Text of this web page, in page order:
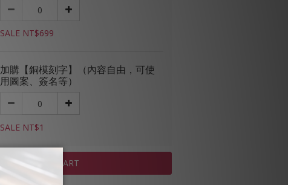
SALE NT$699
加購【銅模刻字】（內容自由，可使
用圖案、簽名等）
SALE NT$1
ADD TO CART